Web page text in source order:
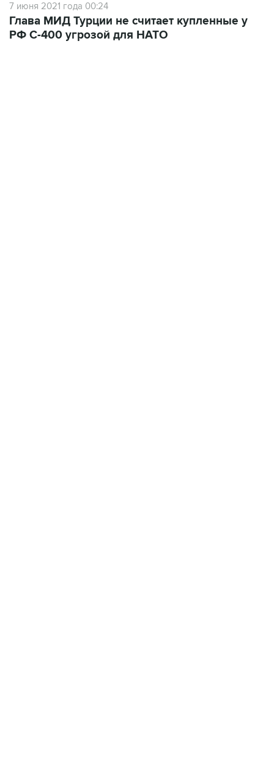
7 июня 2021 года 00:24
Глава МИД Турции не считает купленные у
РФ С-400 угрозой для НАТО